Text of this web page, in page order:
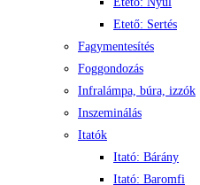
Etető: Sertés
Fagymentesítés
Foggondozás
Infralámpa, búra, izzók
Inszeminálás
Itatók
Itató: Bárány
Itató: Baromfi